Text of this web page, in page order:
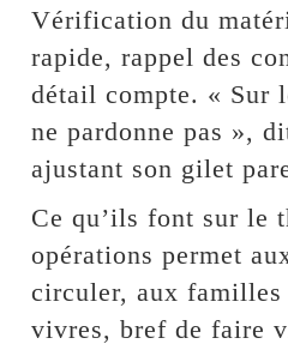
Vérification du
rapide, rappel des
détail compte. « Sur
ne pardonne pas »,
ajustant son gilet
Ce qu’ils font sur le
opérations permet
circuler, aux familles
vivres, bref de faire